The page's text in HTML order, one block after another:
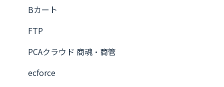
Bカート
FTP
PCAクラウド 商魂・商管
ecforce